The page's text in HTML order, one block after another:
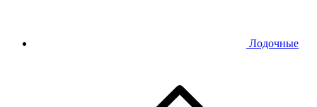
Лодочные